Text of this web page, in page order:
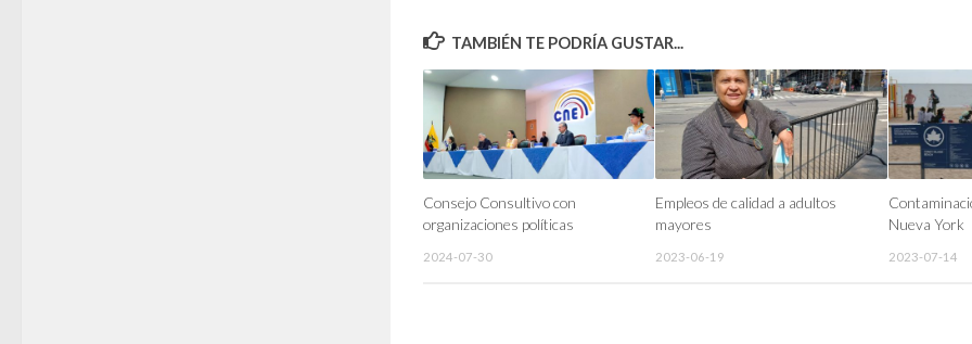
TAMBIÉN TE PODRÍA GUSTAR...
Consejo Consultivo con
organizaciones políticas
2024-07-30
Empleos de calidad a adultos
mayores
2023-06-19
Nueva York
2023-07-14